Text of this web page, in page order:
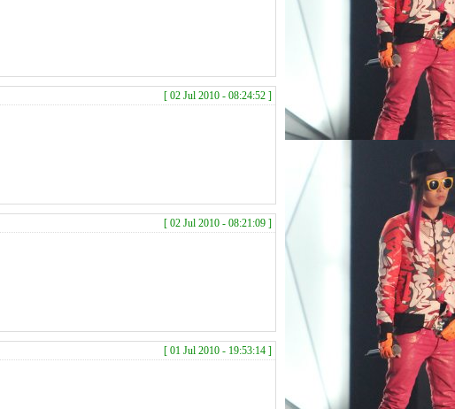
[ 02 Jul 2010 - 08:24:52 ]
[ 02 Jul 2010 - 08:21:09 ]
[ 01 Jul 2010 - 19:53:14 ]